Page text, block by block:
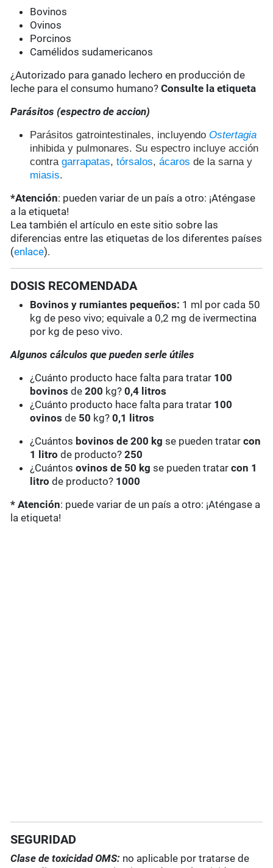
Bovinos
Ovinos
Porcinos
Camélidos sudamericanos
¿Autorizado para ganado lechero en producción de
leche para el consumo humano?Consulte la etiqueta
Parásitos (espectro de accion)
Parásitos gatrointestinales, incluyendo Ostertagia
inhibida y pulmonares. Su espectro incluye acción
contragarrapatas,tórsalos,ácaros de la sarna y
miasis.
*Atención: pueden variar de un país a otro: ¡Aténgase
a la etiqueta!
Lea también el artículo en este sitio sobre las
diferencias entre las etiquetas de los diferentes países
(enlace).
DOSIS RECOMENDADA
Bovinos y rumiantes pequeños: 1 ml por cada 50
kg de peso vivo; equivale a 0,2 mg de ivermectina
por kg de peso vivo.
Algunos cálculos que pueden serle útiles
¿Cuánto producto hace falta para tratar 100
bovinosde 200 kg?0,4 litros
¿Cuánto producto hace falta para tratar 100
ovinosde 50 kg?0,1 litros
¿Cuántos bovinos de 200 kg se pueden tratarcon
1 litro de producto?250
¿Cuántosovinos de 50 kg se pueden tratarcon 1
litro de producto? 1000
* Atención: puede variar de un país a otro: ¡Aténgase a
la etiqueta!
SEGURIDAD
Clase de toxicidad OMS: no aplicable por tratarse de